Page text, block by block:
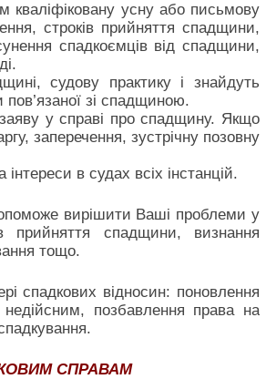
усну або письмову
строків прийняття спадщини,
спадкоємців від спадщини,
судову практику і знайдуть
зі спадщиною.
у справі про спадщину. Якщо
заперечення, зустрічну позовну
в судах всіх інстанцій.
вирішити Ваші проблеми у
прийняття спадщини, визнання
тощо.
спадкових відносин: поновлення
позбавлення права на
СПРАВАМ